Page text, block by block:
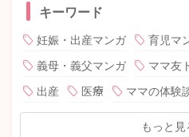
キーワード
妊娠・出産マンガ 育児マ
義母・義父マンガ
ママ友
出産
医療 ママの体験
もっと見